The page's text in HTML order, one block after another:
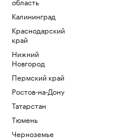
Калининград
Краснодарский
край
Нижний
Новгород
Пермский край
Ростов-на-Дону
Татарстан
Тюмень
Черноземье